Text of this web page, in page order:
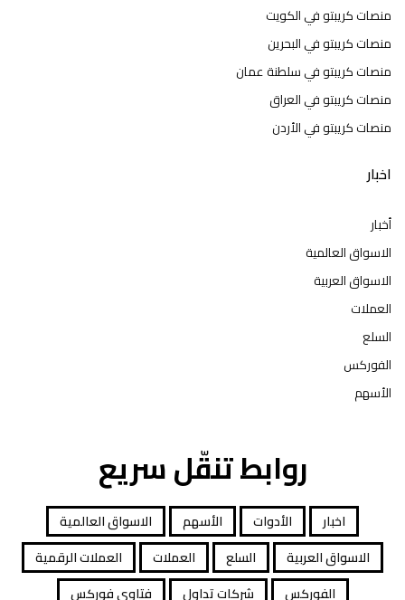
منصات كريبتو في الكويت
منصات كريبتو في البحرين
منصات كريبتو في سلطنة عمان
منصات كريبتو في العراق
منصات كريبتو في الأردن
اخبار
أخبار
الاسواق العالمية
الاسواق العربية
العملات
السلع
الفوركس
الأسهم
روابط تنقّل سريع
اخبار الأدوات الأسهم
الاسواق العالمية
الاسواق العربية
السلع العملات
العملات الرقمية
الفوركس
شركات تداول فتاوى فوركس